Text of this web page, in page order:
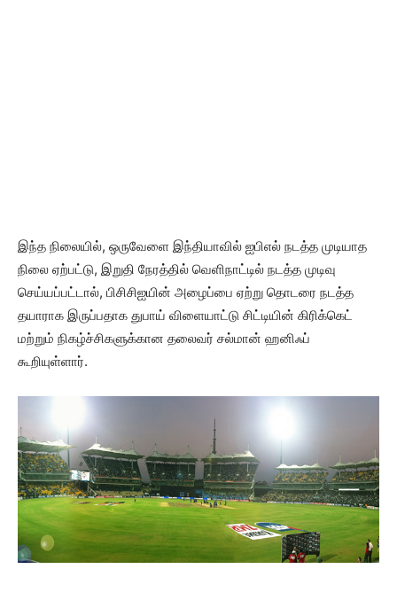
இந்த நிலையில், ஒருவேளை இந்தியாவில் ஐபிஎல் நடத்த முடியாத
நிலை ஏற்பட்டு, இறுதி நேரத்தில் வெளிநாட்டில் நடத்த முடிவு
செய்யப்பட்டால், பிசிசிஐயின் அழைப்பை ஏற்று தொடரை நடத்த
தயாராக இருப்பதாக துபாய் விளையாட்டு சிட்டியின் கிரிக்கெட்
மற்றும் நிகழ்ச்சிகளுக்கான தலைவர் சல்மான் ஹனிஃப்
கூறியுள்ளார்.